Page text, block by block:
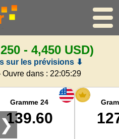
de l'or
l'argent
d'or
- 4,450 USD)
sur les prévisions ⬇
dans : 22:05:28
Gramme 24
139.60
❯